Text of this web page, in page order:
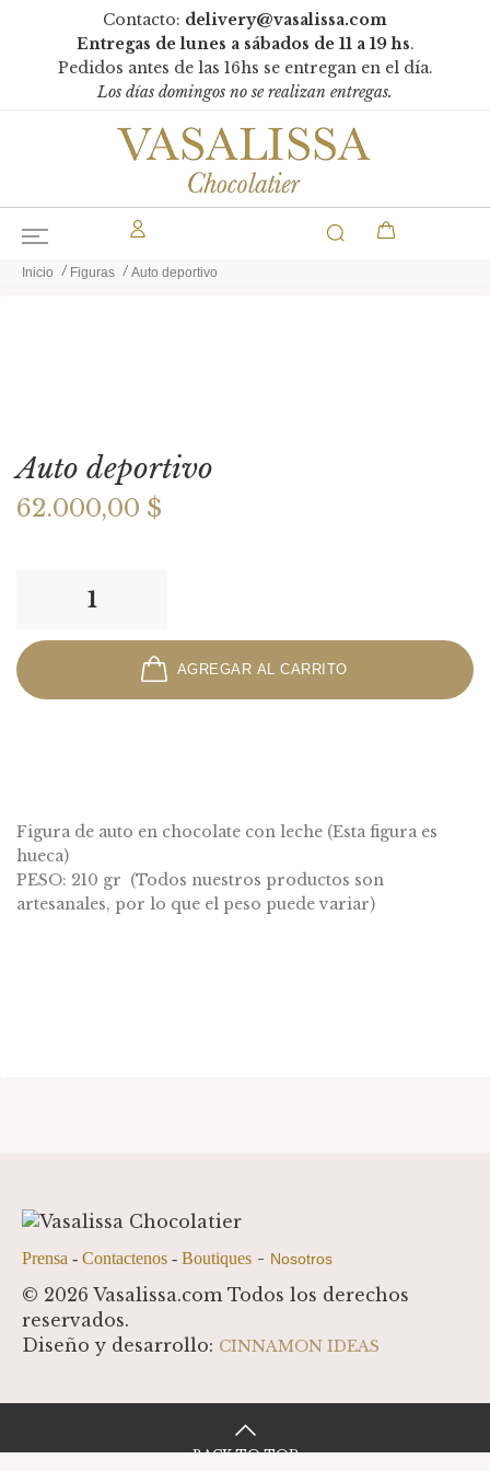
Contacto: delivery@vasalissa.com
Entregas de lunes a sábados de 11 a 19 hs.
Pedidos antes de las 16hs se entregan en el día.
Los días domingos no se realizan entregas.
Inicio Figuras Auto deportivo
Auto deportivo
62.000,00 $
AGREGAR AL CARRITO
Figura de auto en chocolate con leche (Esta figura es
hueca)
PESO: 210 gr (Todos nuestros productos son
artesanales, por lo que el peso puede variar)
Prensa - Contactenos - Boutiques - Nosotros
© 2026 Vasalissa.com Todos los derechos
reservados.
Diseño y desarrollo: CINNAMON IDEAS
BACK TO TOP